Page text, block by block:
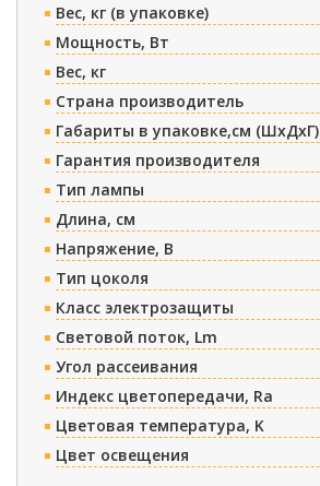
Вес, кг (в упаковке)
Мощность, Вт
Вес, кг
Страна производитель
Габариты в упаковке,см (ШxДxГ)
Гарантия производителя
Тип лампы
Длина, см
Напряжение, В
Тип цоколя
Класс электрозащиты
Световой поток, Lm
Угол рассеивания
Индекс цветопередачи, Ra
Цветовая температура, K
Цвет освещения